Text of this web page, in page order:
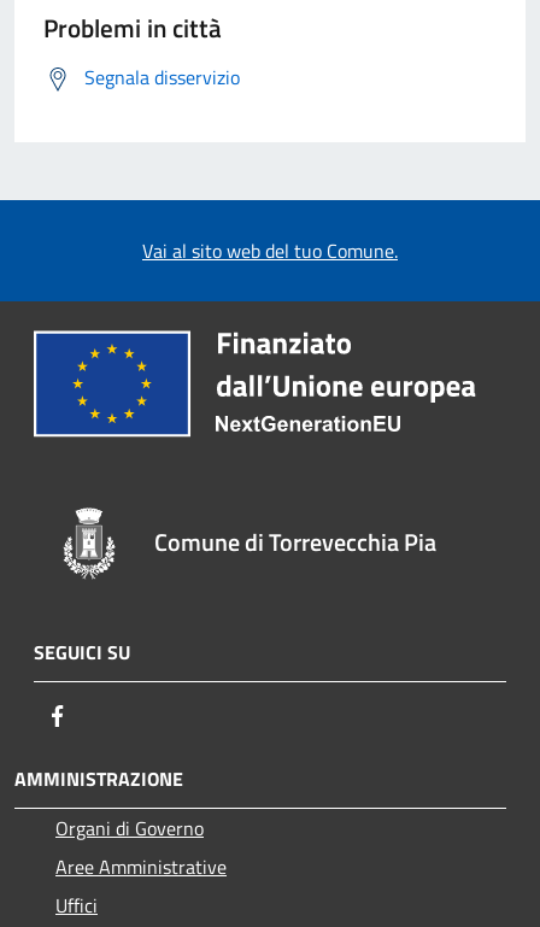
Problemi in città
Segnala disservizio
Vai al sito web del tuo Comune.
Comune di Torrevecchia Pia
SEGUICI SU
AMMINISTRAZIONE
Organi di Governo
Aree Amministrative
Uffici